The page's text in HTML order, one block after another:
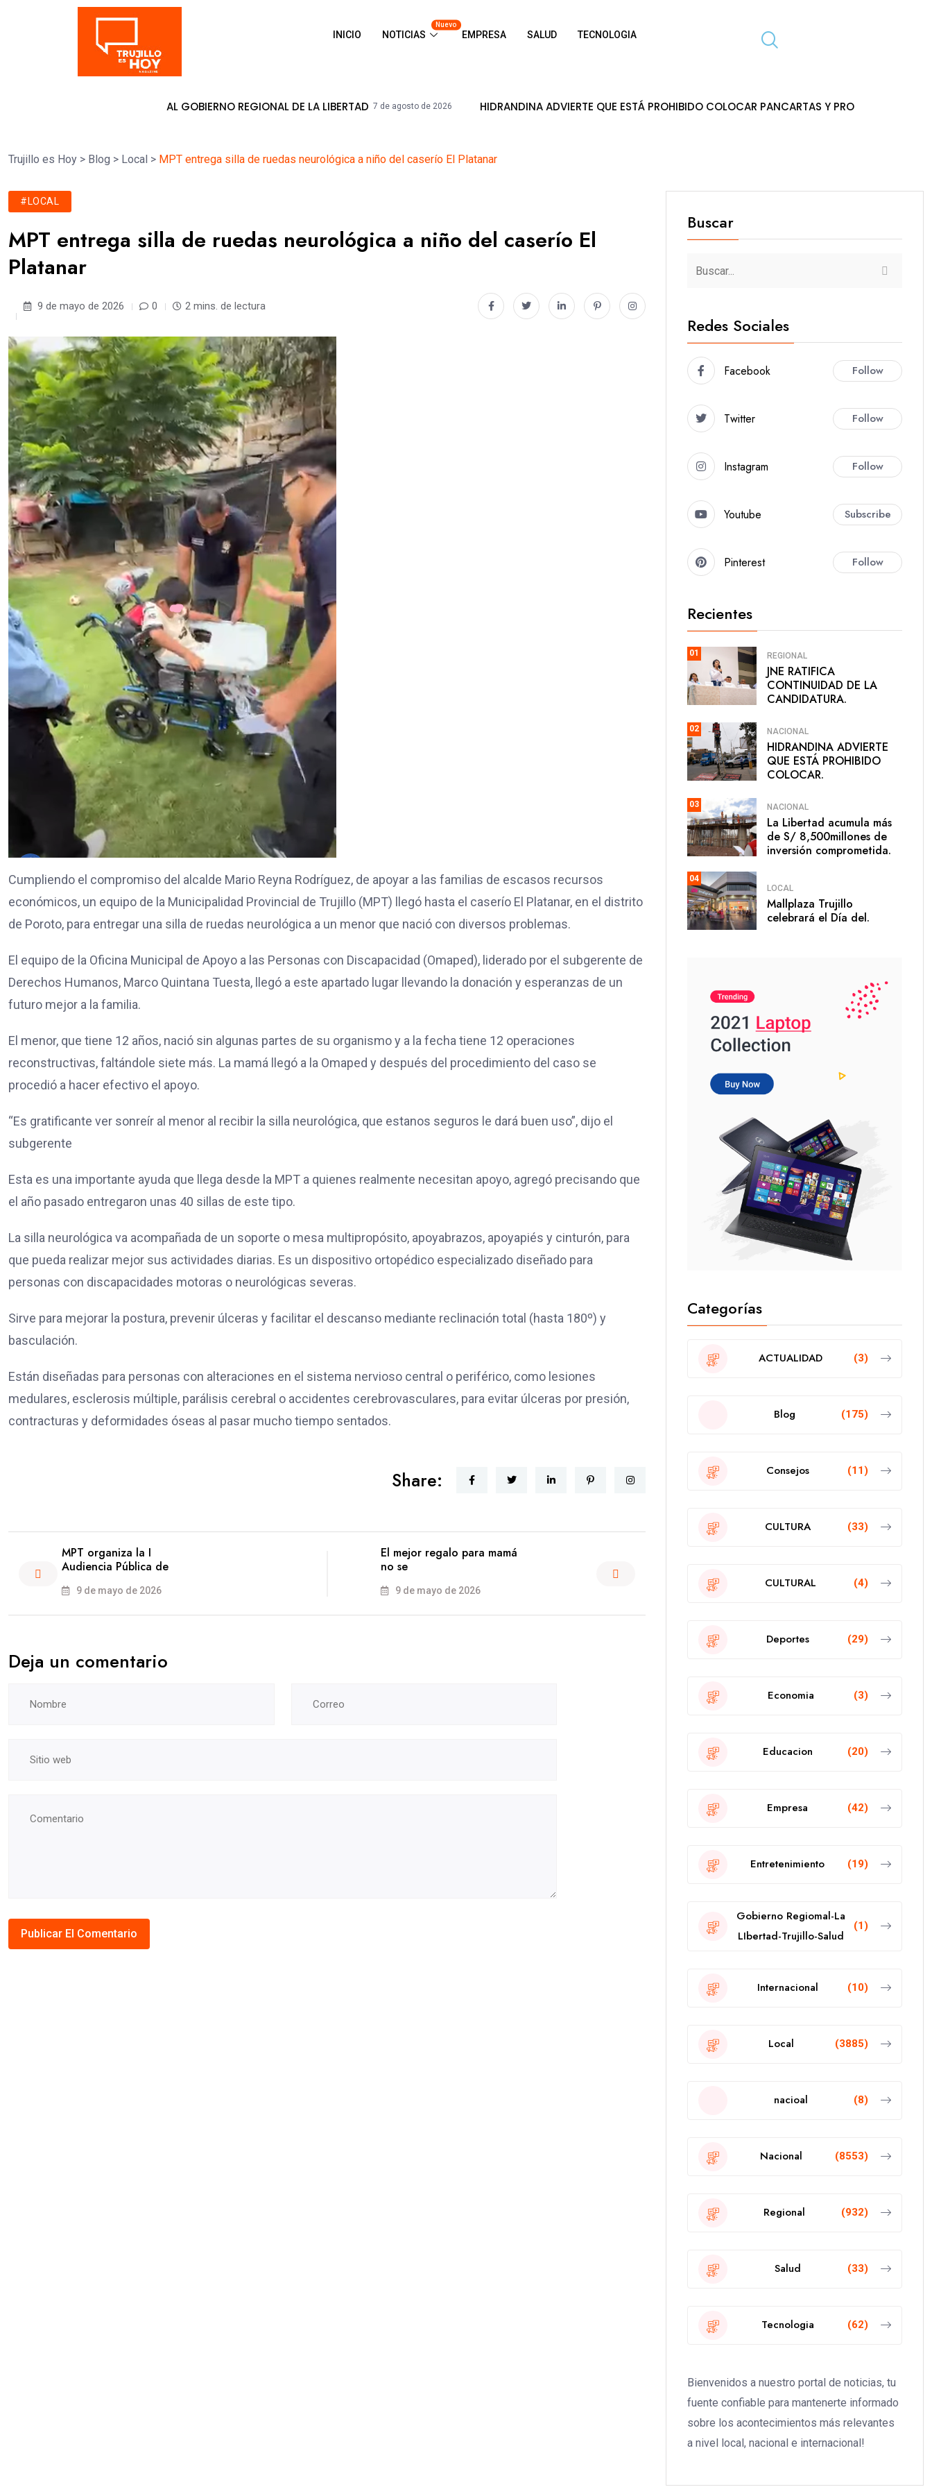
INICIO NOTICIAS
Nuevo
EMPRESA SALUD TECNOLOGIA
BOLAÑOS AL GOBIERNO REGIONAL DE LA LIBERTAD 7 de agosto de 2026 HIDRANDINA ADVIERTE QUE ESTÁ PROHIBIDO COLOCAR PANCARTAS Y PROPAGANDA EN POSTES DE
Trujillo es Hoy > Blog > Local > MPT entrega silla de ruedas neurológica a niño del caserío El Platanar
#LOCAL
MPT entrega silla de ruedas neurológica a niño del caserío El
Platanar
9 de mayo de 2026 0 2 mins. de lectura
Cumpliendo el compromiso del alcalde Mario Reyna Rodríguez, de apoyar a las familias de escasos recursos
económicos, un equipo de la Municipalidad Provincial de Trujillo (MPT) llegó hasta el caserío El Platanar, en el distrito
de Poroto, para entregar una silla de ruedas neurológica a un menor que nació con diversos problemas.
El equipo de la Oficina Municipal de Apoyo a las Personas con Discapacidad (Omaped), liderado por el subgerente de
Derechos Humanos, Marco Quintana Tuesta, llegó a este apartado lugar llevando la donación y esperanzas de un
futuro mejor a la familia.
El menor, que tiene 12 años, nació sin algunas partes de su organismo y a la fecha tiene 12 operaciones
reconstructivas, faltándole siete más. La mamá llegó a la Omaped y después del procedimiento del caso se
procedió a hacer efectivo el apoyo.
“Es gratificante ver sonreír al menor al recibir la silla neurológica, que estanos seguros le dará buen uso”, dijo el
subgerente
Esta es una importante ayuda que llega desde la MPT a quienes realmente necesitan apoyo, agregó precisando que
el año pasado entregaron unas 40 sillas de este tipo.
La silla neurológica va acompañada de un soporte o mesa multipropósito, apoyabrazos, apoyapiés y cinturón, para
que pueda realizar mejor sus actividades diarias. Es un dispositivo ortopédico especializado diseñado para
personas con discapacidades motoras o neurológicas severas.
Sirve para mejorar la postura, prevenir úlceras y facilitar el descanso mediante reclinación total (hasta 180º) y
basculación.
Están diseñadas para personas con alteraciones en el sistema nervioso central o periférico, como lesiones
medulares, esclerosis múltiple, parálisis cerebral o accidentes cerebrovasculares, para evitar úlceras por presión,
contracturas y deformidades óseas al pasar mucho tiempo sentados.
Share:
MPT organiza la I
Audiencia Pública de
9 de mayo de 2026
El mejor regalo para mamá
no se
9 de mayo de 2026
Deja un comentario
Buscar
Redes Sociales
Facebook Follow
Twitter Follow
Instagram Follow
Youtube Subscribe
Pinterest Follow
Recientes
01 REGIONAL
JNE RATIFICA
CONTINUIDAD DE LA
CANDIDATURA.
02 NACIONAL
HIDRANDINA ADVIERTE
QUE ESTÁ PROHIBIDO
COLOCAR.
03 NACIONAL
La Libertad acumula más
de S/ 8,500millones de
inversión comprometida.
04
LOCAL
Mallplaza Trujillo
celebrará el Día del.
Categorías
ACTUALIDAD (3)
Blog (175)
Consejos (11)
CULTURA (33)
CULTURAL (4)
Deportes (29)
Economia (3)
Educacion (20)
Empresa (42)
Entretenimiento (19)
Gobierno Regiomal-La
LIbertad-Trujillo-Salud
(1)
Internacional (10)
Local (3885)
nacioal (8)
Nacional (8553)
Regional (932)
Salud (33)
Tecnologia (62)
Bienvenidos a nuestro portal de noticias, tu
fuente confiable para mantenerte informado
sobre los acontecimientos más relevantes
a nivel local, nacional e internacional!